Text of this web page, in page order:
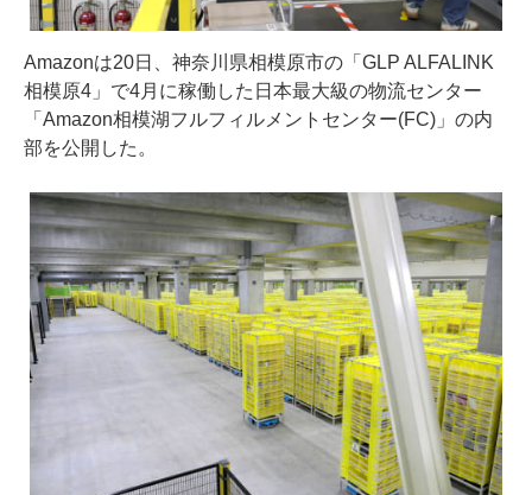
Amazonは20日、神奈川県相模原市の「GLP ALFALINK
相模原4」で4月に稼働した日本最大級の物流センター
「Amazon相模湖フルフィルメントセンター(FC)」の内
部を公開した。